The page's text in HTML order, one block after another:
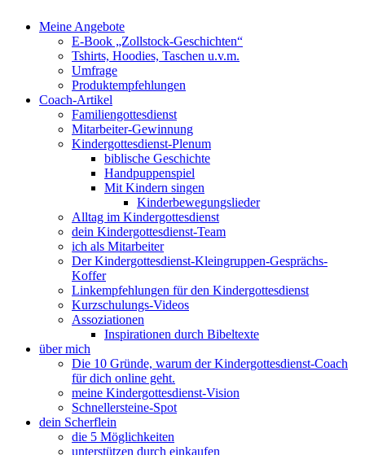
Meine Angebote
E-Book „Zollstock-Geschichten“
Tshirts, Hoodies, Taschen u.v.m.
Umfrage
Produktempfehlungen
Coach-Artikel
Familiengottesdienst
Mitarbeiter-Gewinnung
Kindergottesdienst-Plenum
biblische Geschichte
Handpuppenspiel
Mit Kindern singen
Kinderbewegungslieder
Alltag im Kindergottesdienst
dein Kindergottesdienst-Team
ich als Mitarbeiter
Der Kindergottesdienst-Kleingruppen-Gesprächs-
Koffer
Linkempfehlungen für den Kindergottesdienst
Kurzschulungs-Videos
Assoziationen
Inspirationen durch Bibeltexte
über mich
Die 10 Gründe, warum der Kindergottesdienst-Coach
für dich online geht.
meine Kindergottesdienst-Vision
Schnellersteine-Spot
dein Scherflein
die 5 Möglichkeiten
unterstützen durch einkaufen